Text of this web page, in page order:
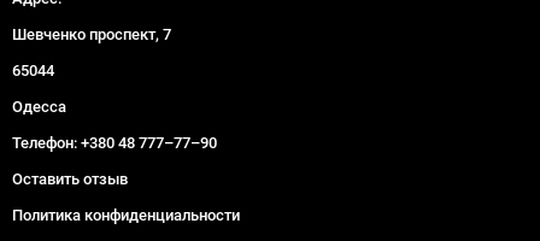
Шевченко проспект, 7
65044
Одесса
Телефон: +380 48 777–77–90
Оставить отзыв
Политика конфиденциальности